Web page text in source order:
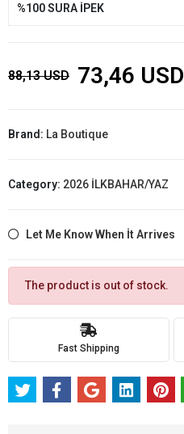
%100 SURA İPEK
88,13 USD 73,46 USD
Brand: La Boutique
Category: 2026 İLKBAHAR/YAZ
Let Me Know When İt Arrives
The product is out of stock.
Fast Shipping